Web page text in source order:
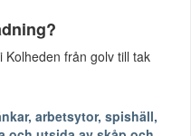
Kolheden från golv till tak
arbetsytor, spishäll,